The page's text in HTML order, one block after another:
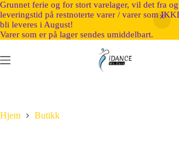
Grunnet ferie og for stort varelager, vil det fra
leveringstid på restnoterte varer / varer som
bli leveres i August!
Varer som er på lager sendes umiddelbart.
Hjem Butikk